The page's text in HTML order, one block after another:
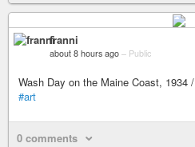
franni
about 8 hours ago – Public
Wash Day on the Maine Coast, 1934
#art
0 comments